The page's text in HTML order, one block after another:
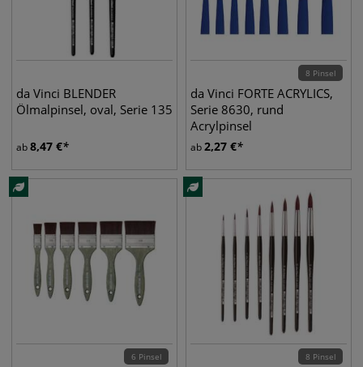
da Vinci BLENDER
Ölmalpinsel, oval, Serie 135
ab8,47 €
8 Pinsel
da Vinci FORTE ACRYLICS,
Serie 8630, rund
Acrylpinsel
ab2,27 €
6 Pinsel 8 Pinsel